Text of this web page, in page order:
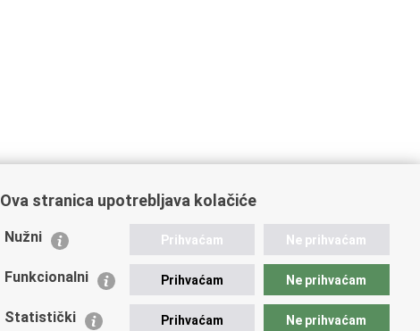
Važne poveznice
Ministarstvo unutarnjih poslova
Udruge
Policijska akademija
Ova stranica upotrebljava kolačiće
Nužni Prihvaćam Ne prihvaćam
Funkcionalni Prihvaćam Ne prihvaćam
Statistički Prihvaćam Ne prihvaćam